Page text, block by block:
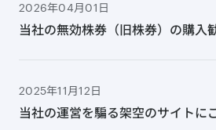
2026年04月01日
当社の無効株券（旧株券）の購入
2025年11月12日
当社の運営を騙る架空のサイトに